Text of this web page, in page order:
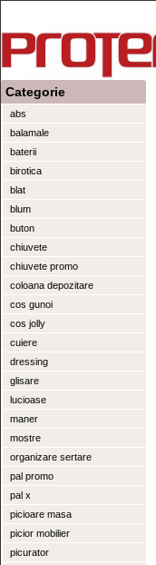
Categorie
abs
balamale
baterii
birotica
blat
blum
buton
chiuvete
chiuvete promo
coloana depozitare
cos gunoi
cos jolly
cuiere
dressing
glisare
lucioase
maner
mostre
organizare sertare
pal promo
pal x
picioare masa
picior mobilier
picurator